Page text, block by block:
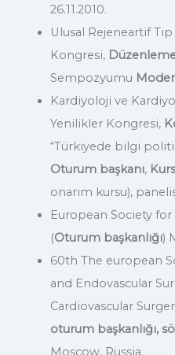
26.11.2010.
Ulusal Rejeneartif
Kongresi,
Sempozyumu
Kardiyoloji ve
Yenilikler Kongresi,
“Türkiyede bilgi
Oturum başkanı,
onarım kursu),
European Society for
(Oturum başkanlığı)
60th The european
and Endovascular
Cardiovascular
oturum başkanlığı,
Moscow, Russia.